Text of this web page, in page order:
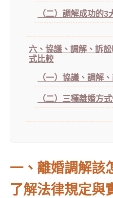
（二）調解成功的3
六、協議、調解、訴
式比較
（一）協議、調解
（二）三種離婚方
一、離婚調解該
了解法律規定與